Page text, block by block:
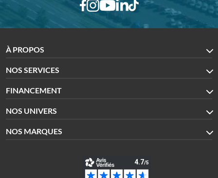
À PROPOS
NOS SERVICES
FINANCEMENT
NOS UNIVERS
NOS MARQUES